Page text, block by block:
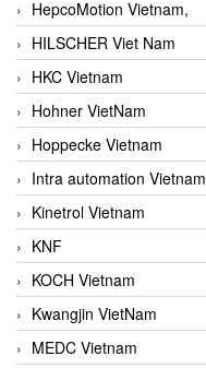
HepcoMotion Vietnam,
HILSCHER Viet Nam
HKC Vietnam
Hohner VietNam
Hoppecke Vietnam
Intra automation Vietnam
Kinetrol Vietnam
KNF
KOCH Vietnam
Kwangjin VietNam
MEDC Vietnam